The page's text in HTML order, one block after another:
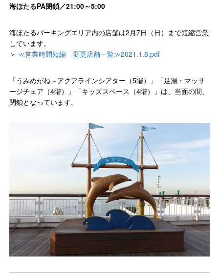
海ほたるPA閉鎖／21:00～5:00
海ほたるパーキングエリア内の店舗は2月7日（日）まで短縮営業
しています。
＞ ≪営業時間短縮 変更店舗一覧≫2021.1.8.pdf
「うみめがね～アクアラインシアター（5階）」「足湯・マッサ
ージチェア（4階）」「キッズスペース（4階）」は、当面の間、
閉鎖となっています。